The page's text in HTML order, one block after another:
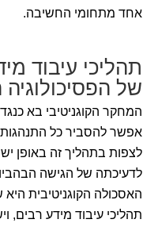
אחד מתחומי החשיבה.
תהליכי עיבוד
של הפסיכולוגיה
המחקר הקוגניטיבי בא
אפשר להסביר כל התנהגות
לצפות בתהליך זה באופן
לדעיכתה של הגישה
האסכולה הקוגניטיבית היא
תהליכי עיבוד מידע רבים,